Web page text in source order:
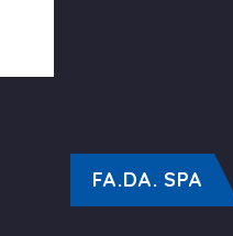
FA.DA. SPA